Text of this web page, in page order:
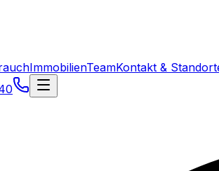
ImmobilienTeamKontakt &